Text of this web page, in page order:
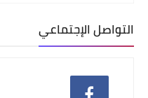
التواصل الإجتماعي